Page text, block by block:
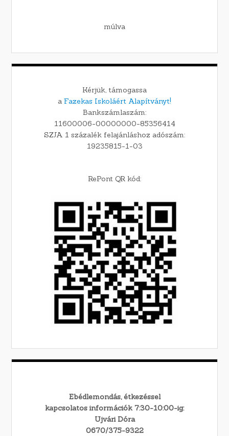
múlva
Kérjük, támogassa
a Fazekas Iskoláért Alapítványt!
Bankszámlaszám:
11600006-00000000-85356414
SZJA 1 százalék felajánláshoz adószám:
19235815-1-03
RePont QR kód:
Ebédlemondás, étkezéssel
kapcsolatos információk 7:30-10:00-ig:
Ujvári Dóra
0670/375-9322